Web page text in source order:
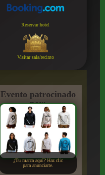
Reservar hotel
Visitar sala/recinto
Evento patrocinado
por:
¿Tu marca aquí? Haz clic
para anunciarte.